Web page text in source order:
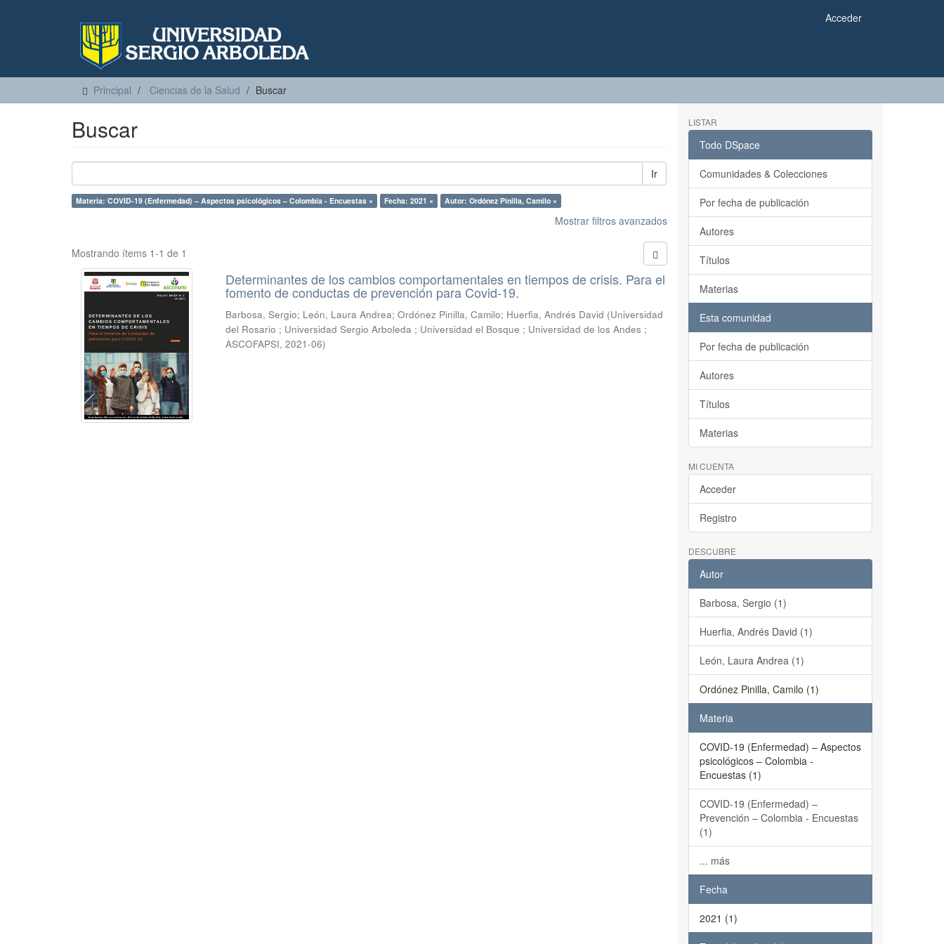
Acceder
Principal Ciencias de la Salud Buscar
Buscar
Ir
Materia: COVID-19 (Enfermedad) – Aspectos psicológicos – Colombia - Encuestas × Fecha: 2021 × Autor: Ordónez Pinilla, Camilo ×
Mostrar filtros avanzados
Mostrando ítems 1-1 de 1
Determinantes de los cambios comportamentales en tiempos de crisis. Para el
fomento de conductas de prevención para Covid-19.
Barbosa, Sergio; León, Laura Andrea;Ordónez Pinilla, Camilo; Huerfia, Andrés David (Universidad
del Rosario ; Universidad Sergio Arboleda ; Universidad el Bosque ; Universidad de los Andes ;
ASCOFAPSI,2021-06)
LISTAR
Todo DSpace
Comunidades & Colecciones
Por fecha de publicación
Autores
Títulos
Materias
Esta comunidad
Por fecha de publicación
Autores
Títulos
Materias
MI CUENTA
Acceder
Registro
DESCUBRE
Autor
Barbosa, Sergio (1)
Huerfia, Andrés David (1)
León, Laura Andrea (1)
Ordónez Pinilla, Camilo (1)
Materia
COVID-19 (Enfermedad) – Aspectos
psicológicos – Colombia -
Encuestas (1)
COVID-19 (Enfermedad) –
Prevención – Colombia - Encuestas
(1)
... más
Fecha
2021 (1)